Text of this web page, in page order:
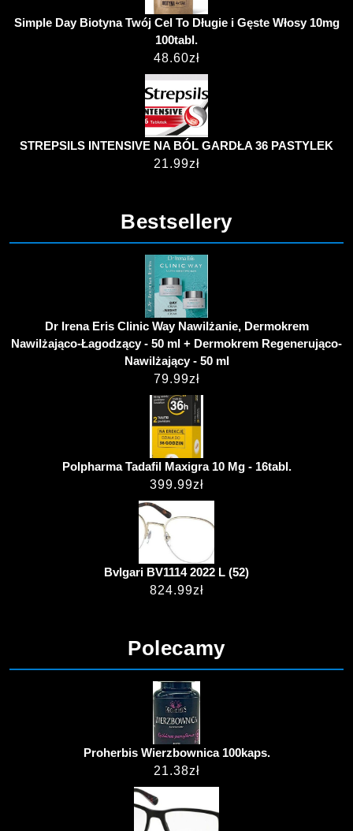
Simple Day Biotyna Twój Cel To Długie i Gęste Włosy 10mg
100tabl.
48.60zł
STREPSILS INTENSIVE NA BÓL GARDŁA 36 PASTYLEK
21.99zł
Bestsellery
Dr Irena Eris Clinic Way Nawilżanie, Dermokrem
Nawilżająco-Łagodzący - 50 ml + Dermokrem Regenerująco-
Nawilżający - 50 ml
79.99zł
Polpharma Tadafil Maxigra 10 Mg - 16tabl.
399.99zł
Bvlgari BV1114 2022 L (52)
824.99zł
Polecamy
Proherbis Wierzbownica 100kaps.
21.38zł